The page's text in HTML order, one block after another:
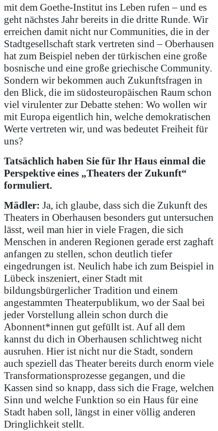
mit dem Goethe-Institut ins Leben rufen – und es
geht nächstes Jahr bereits in die dritte Runde. Wir
erreichen damit nicht nur Communities, die in der
Stadtgesellschaft stark vertreten sind – Oberhausen
hat zum Beispiel neben der türkischen eine große
bosnische und eine große griechische Community.
Sondern wir bekommen auch Zukunftsfragen in
den Blick, die im südosteuropäischen Raum schon
viel virulenter zur Debatte stehen: Wo wollen wir
mit Europa eigentlich hin, welche demokratischen
Werte vertreten wir, und was bedeutet Freiheit für
uns?
Tatsächlich haben Sie für Ihr Haus einmal die
Perspektive eines „Theaters der Zukunft“
formuliert.
Mädler: Ja, ich glaube, dass sich die Zukunft des
Theaters in Oberhausen besonders gut untersuchen
lässt, weil man hier in viele Fragen, die sich
Menschen in anderen Regionen gerade erst zaghaft
anfangen zu stellen, schon deutlich tiefer
eingedrungen ist. Neulich habe ich zum Beispiel in
Lübeck inszeniert, einer Stadt mit
bildungsbürgerlicher Tradition und einem
angestammten Theaterpublikum, wo der Saal bei
jeder Vorstellung allein schon durch die
Abonnent*innen gut gefüllt ist. Auf all dem
kannst du dich in Oberhausen schlichtweg nicht
ausruhen. Hier ist nicht nur die Stadt, sondern
auch speziell das Theater bereits durch enorm viele
Transformationsprozesse gegangen, und die
Kassen sind so knapp, dass sich die Frage, welchen
Sinn und welche Funktion so ein Haus für eine
Stadt haben soll, längst in einer völlig anderen
Dringlichkeit stellt.